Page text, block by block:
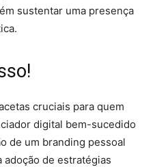
sustentar uma presença
cruciais para quem
digital bem-sucedido
de um branding pessoal
de estratégias